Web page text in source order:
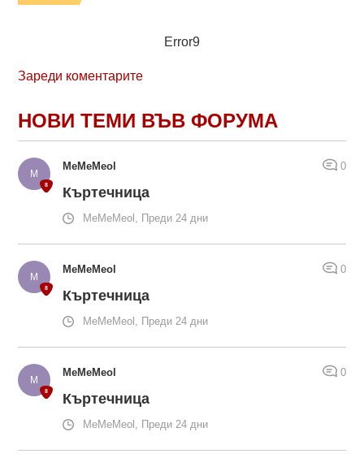
Error9
Зареди коментарите
НОВИ ТЕМИ ВЪВ ФОРУМА
MeMeMeol 0
Къртечница
MeMeMeol, Преди 24 дни
MeMeMeol 0
Къртечница
MeMeMeol, Преди 24 дни
MeMeMeol 0
Къртечница
MeMeMeol, Преди 24 дни